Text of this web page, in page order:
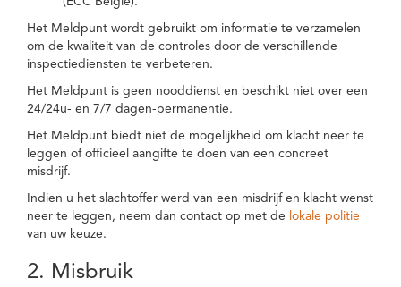
Het Meldpunt wordt gebruikt om informatie te verzamelen
om de kwaliteit van de controles door de verschillende
inspectiediensten te verbeteren.
Het Meldpunt is geen nooddienst en beschikt niet over een
24/24u- en 7/7 dagen-permanentie.
Het Meldpunt biedt niet de mogelijkheid om klacht neer te
leggen of officieel aangifte te doen van een concreet
misdrijf.
Indien u het slachtoffer werd van een misdrijf en klacht wenst
neer te leggen, neem dan contact op met de lokale politie
van uw keuze.
2. Misbruik